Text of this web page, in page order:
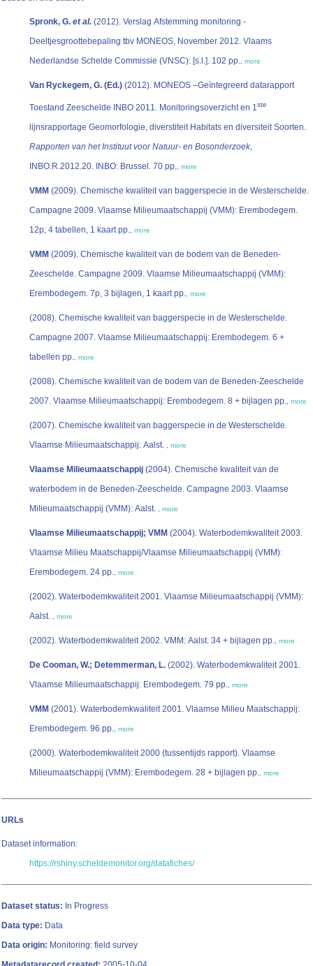
Spronk, G. et al. (2012). Verslag Afstemming monitoring -
Deeltjesgroottebepaling tbv MONEOS, November 2012. Vlaams
Nederlandse Schelde Commissie (VNSC): [s.l.]. 102 pp., more
Van Ryckegem, G. (Ed.) (2012). MONEOS –Geïntegreerd datarapport
Toestand Zeeschelde INBO 2011. Monitoringsoverzicht en 1ste
lijnsrapportage Geomorfologie, diverstiteit Habitats en diversiteit Soorten.
Rapporten van het Instituut voor Natuur- en Bosonderzoek,
INBO.R.2012.20. INBO: Brussel. 70 pp., more
VMM (2009). Chemische kwaliteit van baggerspecie in de Westerschelde.
Campagne 2009. Vlaamse Milieumaatschappij (VMM): Erembodegem.
12p; 4 tabellen, 1 kaart pp., more
VMM (2009). Chemische kwaliteit van de bodem van de Beneden-
Zeeschelde. Campagne 2009. Vlaamse Milieumaatschappij (VMM):
Erembodegem. 7p, 3 bijlagen, 1 kaart pp., more
(2008). Chemische kwaliteit van baggerspecie in de Westerschelde.
Campagne 2007. Vlaamse Milieumaatschappij: Erembodegem. 6 +
tabellen pp., more
(2008). Chemische kwaliteit van de bodem van de Beneden-Zeeschelde
2007. Vlaamse Milieumaatschappij: Erembodegem. 8 + bijlagen pp., more
(2007). Chemische kwaliteit van baggerspecie in de Westerschelde.
Vlaamse Milieumaatschappij: Aalst. , more
Vlaamse Milieumaatschappij (2004). Chemische kwaliteit van de
waterbodem in de Beneden-Zeeschelde. Campagne 2003. Vlaamse
Milieumaatschappij (VMM): Aalst. , more
Vlaamse Milieumaatschappij; VMM (2004). Waterbodemkwaliteit 2003.
Vlaamse Milieu Maatschappij/Vlaamse Milieumaatschappij (VMM):
Erembodegem. 24 pp., more
(2002). Waterbodemkwaliteit 2001. Vlaamse Milieumaatschappij (VMM):
Aalst. , more
(2002). Waterbodemkwaliteit 2002. VMM: Aalst. 34 + bijlagen pp., more
De Cooman, W.; Detemmerman, L. (2002). Waterbodemkwaliteit 2001.
Vlaamse Milieumaatschappij: Erembodegem. 79 pp., more
VMM (2001). Waterbodemkwaliteit 2001. Vlaamse Milieu Maatschappij:
Erembodegem. 96 pp., more
(2000). Waterbodemkwaliteit 2000 (tussentijds rapport). Vlaamse
Milieumaatschappij (VMM): Erembodegem. 28 + bijlagen pp., more
URLs
Dataset information:
https://rshiny.scheldemonitor.org/datafiches/
Dataset status: In Progress
Data type: Data
Data origin: Monitoring: field survey